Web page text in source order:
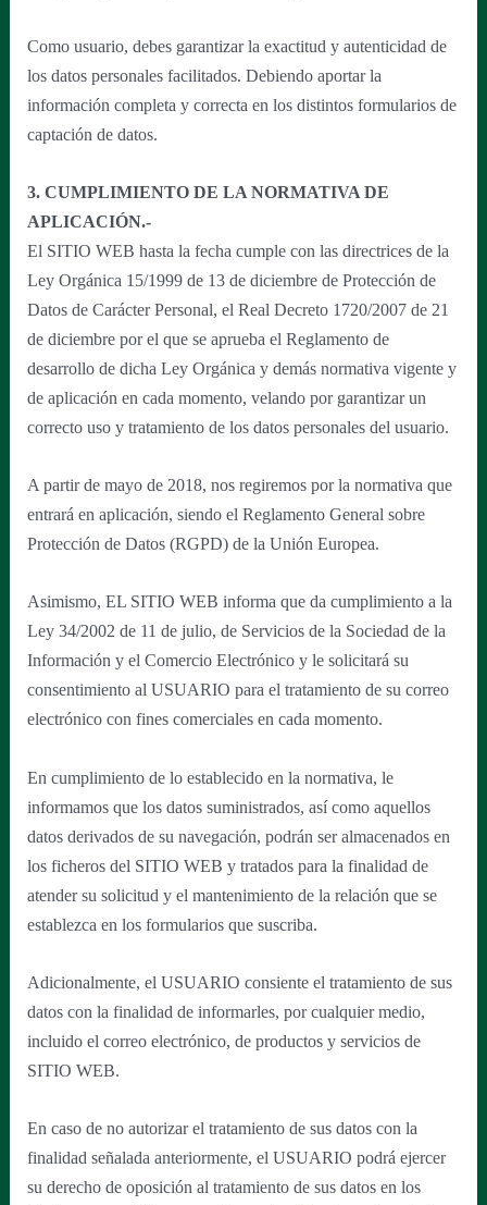
Como usuario, debes garantizar la exactitud y autenticidad de
los datos personales facilitados. Debiendo aportar la
información completa y correcta en los distintos formularios de
captación de datos.
3. CUMPLIMIENTO DE LA NORMATIVA DE
APLICACIÓN.-
El SITIO WEB hasta la fecha cumple con las directrices de la
Ley Orgánica 15/1999 de 13 de diciembre de Protección de
Datos de Carácter Personal, el Real Decreto 1720/2007 de 21
de diciembre por el que se aprueba el Reglamento de
desarrollo de dicha Ley Orgánica y demás normativa vigente y
de aplicación en cada momento, velando por garantizar un
correcto uso y tratamiento de los datos personales del usuario.
A partir de mayo de 2018, nos regiremos por la normativa que
entrará en aplicación, siendo el Reglamento General sobre
Protección de Datos (RGPD) de la Unión Europea.
Asimismo, EL SITIO WEB informa que da cumplimiento a la
Ley 34/2002 de 11 de julio, de Servicios de la Sociedad de la
Información y el Comercio Electrónico y le solicitará su
consentimiento al USUARIO para el tratamiento de su correo
electrónico con fines comerciales en cada momento.
En cumplimiento de lo establecido en la normativa, le
informamos que los datos suministrados, así como aquellos
datos derivados de su navegación, podrán ser almacenados en
los ficheros del SITIO WEB y tratados para la finalidad de
atender su solicitud y el mantenimiento de la relación que se
establezca en los formularios que suscriba.
Adicionalmente, el USUARIO consiente el tratamiento de sus
datos con la finalidad de informarles, por cualquier medio,
incluido el correo electrónico, de productos y servicios de
SITIO WEB.
En caso de no autorizar el tratamiento de sus datos con la
finalidad señalada anteriormente, el USUARIO podrá ejercer
su derecho de oposición al tratamiento de sus datos en los